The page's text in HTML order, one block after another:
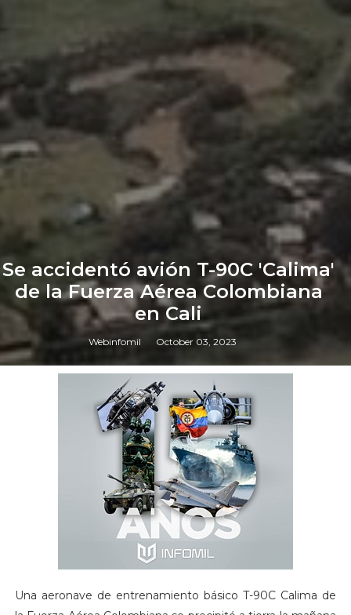
Se accidentó avión T-90C 'Calima'
de la Fuerza Aérea Colombiana
en Cali
Webinfomil October 03, 2023
Una aeronave de entrenamiento básico T-90C Calima de